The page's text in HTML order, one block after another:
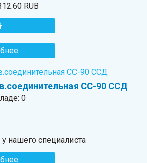
RUB
СС-90 ССД
0
у нашего специалиста